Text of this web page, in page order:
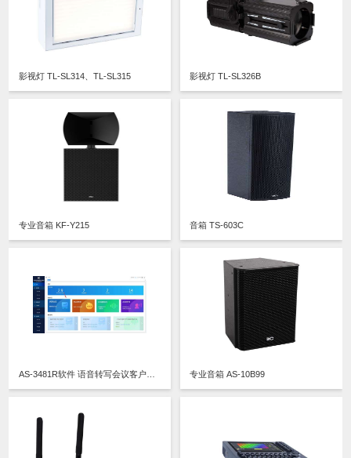
影视灯 TL-SL314、TL-SL315 影视灯 TL-SL326B
专业音箱 KF-Y215 音箱 TS-603C
AS-3481R软件 语音转写会议客户端软件 V5.62 专业音箱 AS-10B99